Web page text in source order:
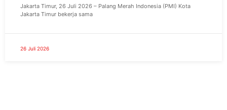
Jakarta Timur, 26 Juli 2026 – Palang Merah Indonesia (PMI) Kota
Jakarta Timur bekerja sama
26 Juli 2026